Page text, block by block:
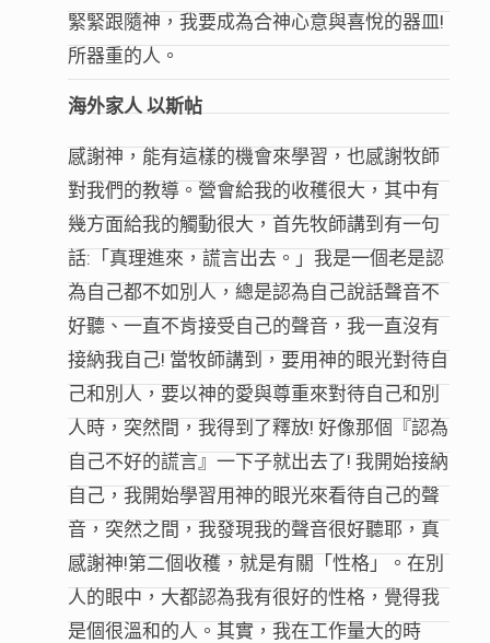
緊緊跟隨神，我要成為合神心意與喜悅的器皿!
所器重的人。
海外家人 以斯帖
感謝神，能有這樣的機會來學習，也感謝牧師
對我們的教導。營會給我的收穫很大，其中有
幾方面給我的觸動很大，首先牧師講到有一句
話:「真理進來，謊言出去。」我是一個老是認
為自己都不如別人，總是認為自己說話聲音不
好聽、一直不肯接受自己的聲音，我一直沒有
接納我自己! 當牧師講到，要用神的眼光對待自
己和別人，要以神的愛與尊重來對待自己和別
人時，突然間，我得到了釋放! 好像那個『認為
自己不好的謊言』一下子就出去了! 我開始接納
自己，我開始學習用神的眼光來看待自己的聲
音，突然之間，我發現我的聲音很好聽耶，真
感謝神!第二個收穫，就是有關「性格」。在別
人的眼中，大都認為我有很好的性格，覺得我
是個很溫和的人。其實，我在工作量大的時